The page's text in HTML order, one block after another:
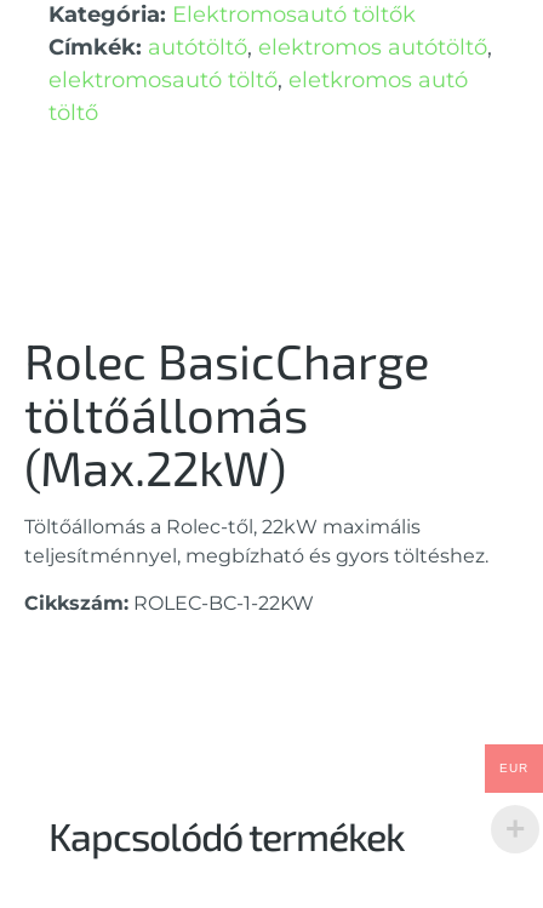
Kategória: Elektromosautó töltők
Címkék: autótöltő, elektromos autótöltő,
elektromosautó töltő, eletkromos autó
töltő
Rolec BasicCharge
töltőállomás
(Max.22kW)
Töltőállomás a Rolec-től, 22kW maximális
teljesítménnyel, megbízható és gyors töltéshez.
Cikkszám: ROLEC-BC-1-22KW
Kapcsolódó termékek
EUR